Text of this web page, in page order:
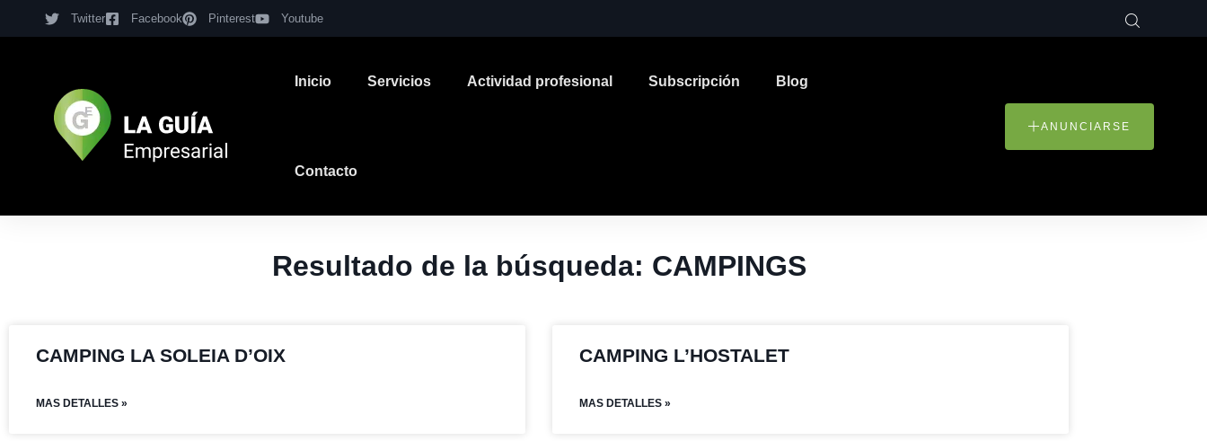
Twitter Facebook Pinterest Youtube
Inicio Servicios Actividad profesional Subscripción Blog
Contacto
ANUNCIARSE
Resultado de la búsqueda: CAMPINGS
CAMPING LA SOLEIA D’OIX
MAS DETALLES »
CAMPING L’HOSTALET
MAS DETALLES »